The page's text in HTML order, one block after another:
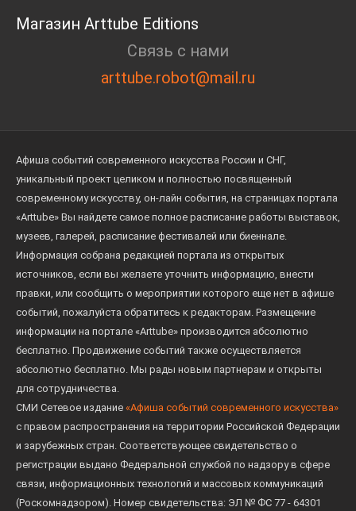
Магазин Arttube Editions
Связь с нами
arttube.robot@mail.ru
Афиша событий современного искусства России и СНГ,
уникальный проект целиком и полностью посвященный
современному искусству, он-лайн события, на страницах портала
«Arttube» Вы найдете самое полное расписание работы выставок,
музеев, галерей, расписание фестивалей или биеннале.
Информация собрана редакцией портала из открытых
источников, если вы желаете уточнить информацию, внести
правки, или сообщить о мероприятии которого еще нет в афише
событий, пожалуйста обратитесь к редакторам. Размещение
информации на портале «Arttube» производится абсолютно
бесплатно. Продвижение событий также осуществляется
абсолютно бесплатно. Мы рады новым партнерам и открыты
для сотрудничества.
СМИ Сетевое издание «Афиша событий современного искусства»
с правом распространения на территории Российской Федерации
и зарубежных стран. Соответствующее свидетельство о
регистрации выдано Федеральной службой по надзору в сфере
связи, информационных технологий и массовых коммуникаций
(Роскомнадзором). Номер свидетельства: ЭЛ № ФС 77 - 64301